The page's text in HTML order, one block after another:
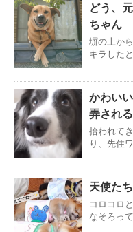
どう、
ちゃん
塀の上か
キラした
かわい
弄される
拾われて
り、先住
天使た
コロコロ
なそろっ